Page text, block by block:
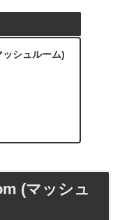
シュルーム)
(マッシュ